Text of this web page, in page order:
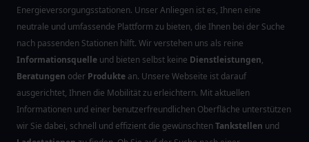
Energieversorgungsstationen. Unser Anliegen ist es, Ihnen eine
neutrale und umfassende Plattform zu bieten, die Ihnen bei der Suche
nach passenden Stationen hilft. Wir verstehen uns als reine
Informationsquelle und bieten selbst keine Dienstleistungen,
Beratungen oder Produkte an. Unsere Webseite ist darauf
ausgerichtet, Ihnen die Mobilität zu erleichtern. Mit aktuellen
Informationen und einer benutzerfreundlichen Oberfläche unterstützen
wir Sie dabei, schnell und effizient die gewünschtenTankstellen und